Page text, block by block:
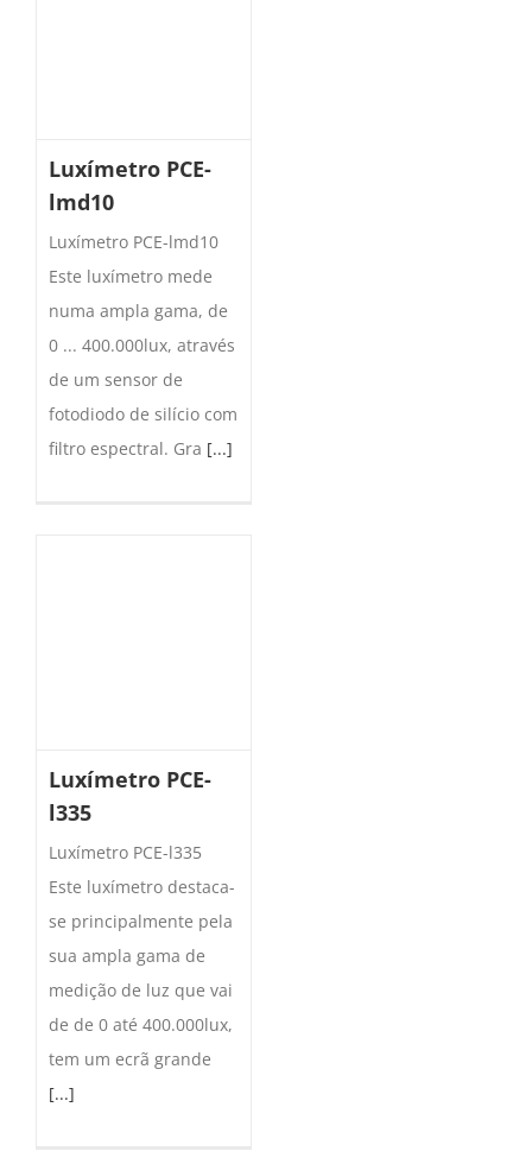
Luxímetro PCE-
lmd10
Luxímetro PCE-lmd10
Este luxímetro mede
numa ampla gama, de
0 ... 400.000lux, através
de um sensor de
fotodiodo de silício com
filtro espectral. Gra [...]
Luxímetro PCE-
l335
Luxímetro PCE-l335
Este luxímetro destaca-
se principalmente pela
sua ampla gama de
medição de luz que vai
de de 0 até 400.000lux,
tem um ecrã grande
[...]